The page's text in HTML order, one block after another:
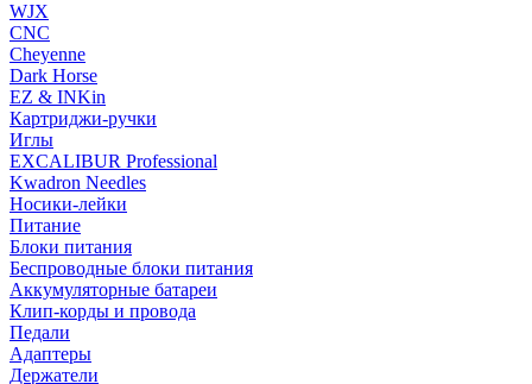
WJX
CNC
Cheyenne
Dark Horse
EZ & INKin
Картриджи-ручки
Иглы
EXCALIBUR Professional
Kwadron Needles
Носики-лейки
Питание
Блоки питания
Беспроводные блоки питания
Аккумуляторные батареи
Клип-корды и провода
Педали
Адаптеры
Держатели